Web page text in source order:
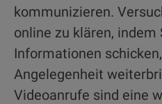
kommunizieren.
online zu klären, indem
Informationen
Angelegenheit
Videoanrufe sind eine